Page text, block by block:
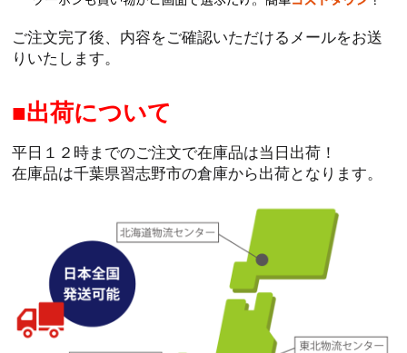
ご注文完了後、内容をご確認いただけるメールをお送
りいたします。
出荷について
平日１２時までのご注文で在庫品は当日出荷！
在庫品は千葉県習志野市の倉庫から出荷となります。